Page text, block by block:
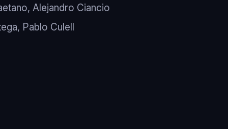
Alejandro Ciancio
Pablo Culell